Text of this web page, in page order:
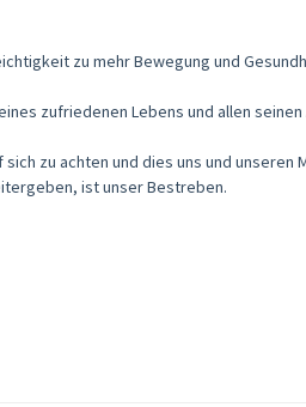
zu mehr Bewegung und
zufriedenen Lebens und allen
zu achten und dies uns und unseren
ist unser Bestreben.